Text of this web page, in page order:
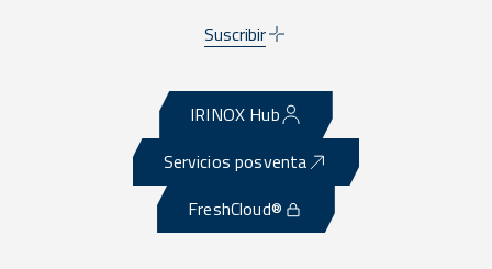
Suscribir
IRINOX Hub
Servicios posventa
FreshCloud®